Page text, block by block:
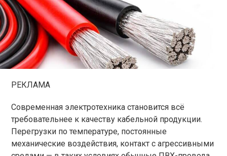
РЕКЛАМА
Современная электротехника становится всё
требовательнее к качеству кабельной продукции.
Перегрузки по температуре, постоянные
механические воздействия, контакт с агрессивными